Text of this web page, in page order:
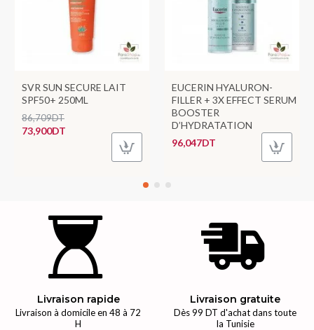
SVR SUN SECURE LAIT
SPF50+ 250ML
73,900DT
86,709DT
EUCERIN HYALURON-
FILLER + 3X EFFECT SERUM
BOOSTER
D’HYDRATATION
96,047DT
Livraison rapide
Livraison à domicile en 48 à 72
H
Livraison gratuite
Dès 99 DT d'achat dans toute
la Tunisie